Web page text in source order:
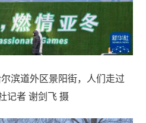
滨道外区景阳街，人们走过
记者 谢剑飞 摄